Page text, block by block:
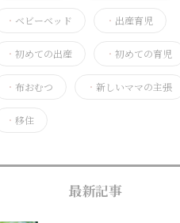
・ ベビーベッド ・ 出産育児
・ 初めての出産 ・ 初めての育児
・ 布おむつ ・ 新しいママの主張
・ 移住
最新記事